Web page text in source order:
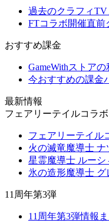
過去のクラフィTV
FTコラボ開催直前
おすすめ課金
GameWithストア
今おすすめの課金
最新情報
フェアリーテイルコラボ
フェアリーテイル
火の滅竜魔導士
星霊魔導士 ルー
氷の造形魔導士 グ
11周年第3弾
11周年第3弾情報